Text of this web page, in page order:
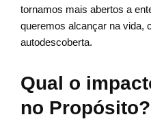
tornamos mais abertos a
queremos alcançar na vida,
autodescoberta.
Qual o
no Propósito?